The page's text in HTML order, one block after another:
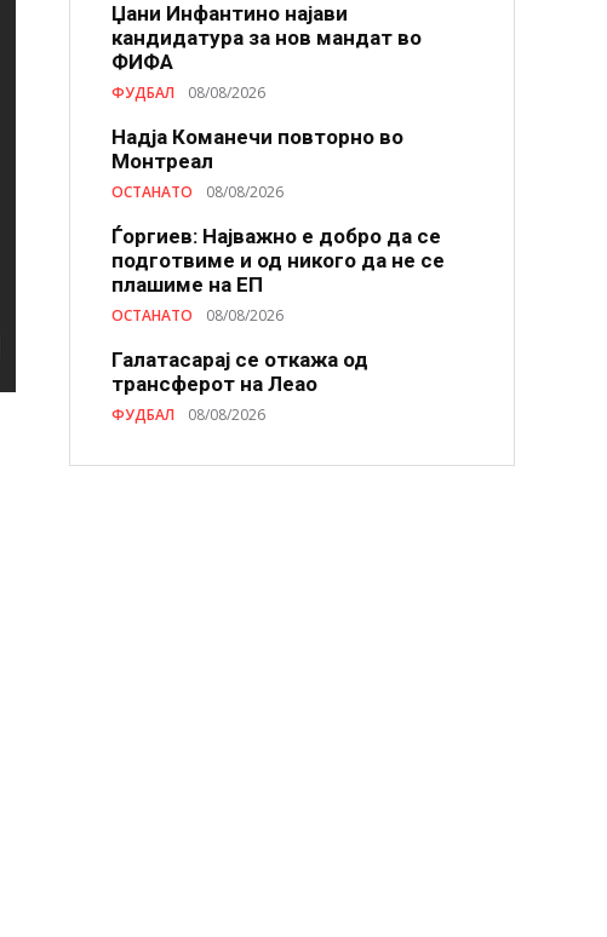
Џани Инфантино најави
кандидатура за нов мандат во
ФИФА
ФУДБАЛ 08/08/2026
Надја Команечи повторно во
Монтреал
ОСТАНАТО 08/08/2026
Ѓоргиев: Најважно е добро да се
подготвиме и од никого да не се
плашиме на ЕП
ОСТАНАТО 08/08/2026
Галатасарај се откажа од
трансферот на Леао
ФУДБАЛ 08/08/2026